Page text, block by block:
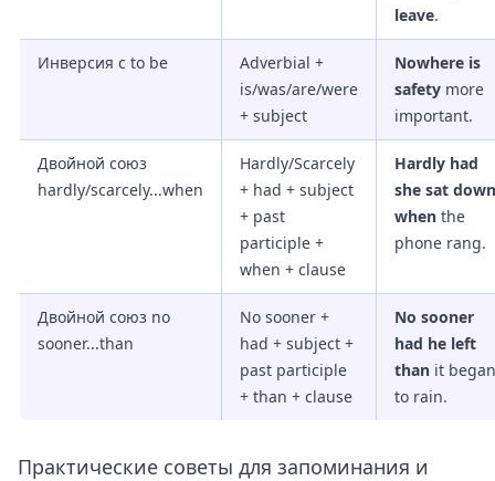
leave.
Инверсия с to be
Adverbial +
is/was/are/were
+ subject
Nowhere is
safety more
important.
Двойной союз
hardly/scarcely...when
Hardly/Scarcely
+ had + subject
+ past
participle +
when + clause
Hardly had
she sat down
when the
phone rang.
Двойной союз no
sooner...than
No sooner +
had + subject +
past participle
+ than + clause
No sooner
had he left
than it began
to rain.
Практические советы для запоминания и